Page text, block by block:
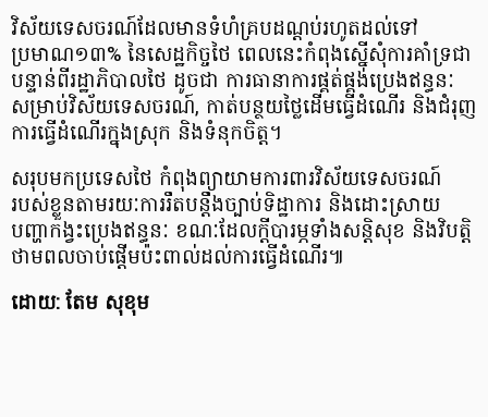
វិស័យទេសចរណ៍ដែលមានទំហំគ្របដណ្ដប់រហូតដល់ទៅ
ប្រមាណ១៣% នៃសេដ្ឋកិច្ចថៃ ពេលនេះកំពុងស្នើសុំការគាំទ្រជា
បន្ទាន់ពីរដ្ឋាភិបាលថៃ ដូចជា ការធានាការផ្គត់ផ្គង់ប្រេងឥន្ធនៈ​
សម្រាប់វិស័យទេសចរណ៍, កាត់បន្ថយថ្លៃដើមធ្វើដំណើរ និងជំរុញ
ការធ្វើដំណើរក្នុងស្រុក និងទំនុកចិត្ត។
សរុបមកប្រទេសថៃ កំពុងព្យាយាមការពារវិស័យទេសចរណ៍
របស់ខ្លួនតាមរយៈការរឹតបន្តឹងច្បាប់ទិដ្ឋាការ និងដោះស្រាយ
បញ្ហាកង្វះប្រេងឥន្ធនៈ ខណៈដែលក្តីបារម្ភទាំងសន្តិសុខ និងវិបត្តិ
ថាមពលចាប់ផ្តើមប៉ះពាល់ដល់ការធ្វើដំណើរ៕
ដោយ: តែម សុខុម